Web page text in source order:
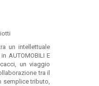
un intellettuale
AUTOMOBILI E
un viaggio
tra il
semplice tributo,